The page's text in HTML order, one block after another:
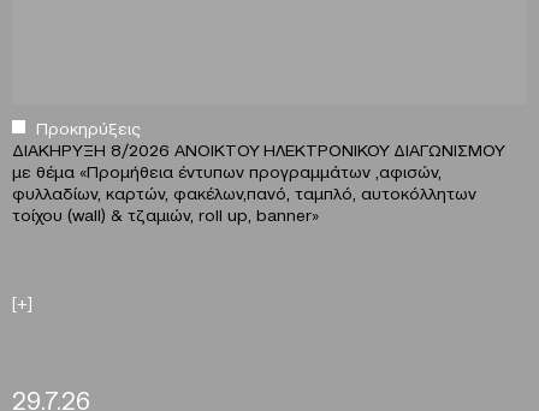
Προκηρύξεις
ΔΙΑΚΗΡΥΞΗ 8/2026 ΑΝΟΙΚΤΟΥ ΗΛΕΚΤΡΟΝΙΚΟΥ ΔΙΑΓΩΝΙΣΜΟΥ
με θέμα «Προμήθεια έντυπων προγραμμάτων ,αφισών,
φυλλαδίων, καρτών, φακέλων,πανό, ταμπλό, αυτοκόλλητων
τοίχου (wall) & τζαμιών, roll up, banner»
[+]
29.7.26